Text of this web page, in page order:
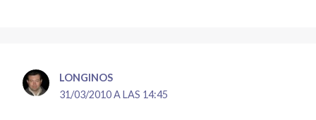
LONGINOS
31/03/2010 A LAS 14:45